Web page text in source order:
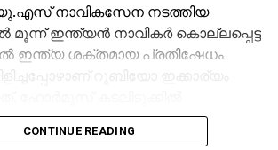
യു.എസ് നാവികസേന നടത്തിയ
ഇന്ത്യൻ നാവികർ കൊല്ലപ്പെട്ട
ഇന്ത്യ ശക്തമായ പ്രതിഷേധം
റുബിയോ ഇക്കാര്യം
നിലനിർത്താൻ യു.എസ്
നിർദ്ദേശങ്ങൾ മേഖലയിലൂടെ
CONTINUE READING